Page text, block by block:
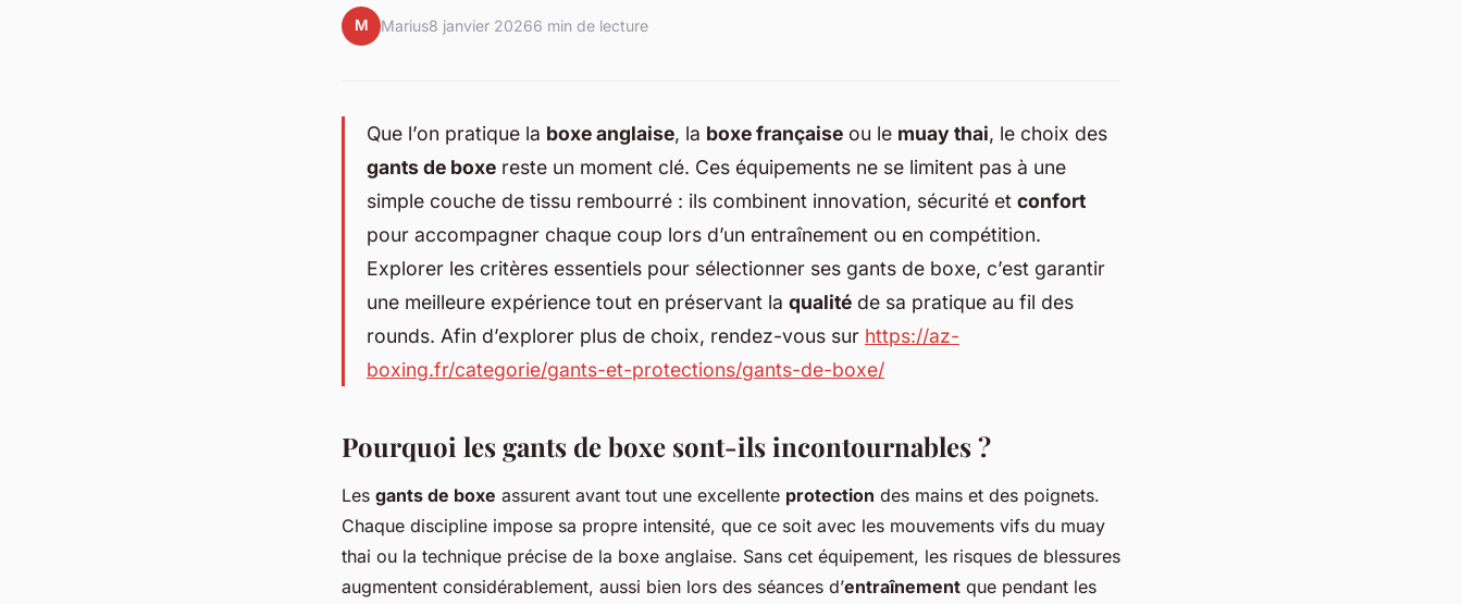
M Marius8 janvier 20266 min de lecture
Que l’on pratique la boxe anglaise, la boxe française ou le muay thai, le choix des
gants de boxe reste un moment clé. Ces équipements ne se limitent pas à une
simple couche de tissu rembourré : ils combinent innovation, sécurité et confort
pour accompagner chaque coup lors d’un entraînement ou en compétition.
Explorer les critères essentiels pour sélectionner ses gants de boxe, c’est garantir
une meilleure expérience tout en préservant la qualité de sa pratique au fil des
rounds. Afin d’explorer plus de choix, rendez-vous sur https://az-
boxing.fr/categorie/gants-et-protections/gants-de-boxe/
Pourquoi les gants de boxe sont-ils incontournables ?
Les gants de boxe assurent avant tout une excellente protection des mains et des poignets.
Chaque discipline impose sa propre intensité, que ce soit avec les mouvements vifs du muay
thai ou la technique précise de la boxe anglaise. Sans cet équipement, les risques de blessures
augmentent considérablement, aussi bien lors des séances d’entraînement que pendant les